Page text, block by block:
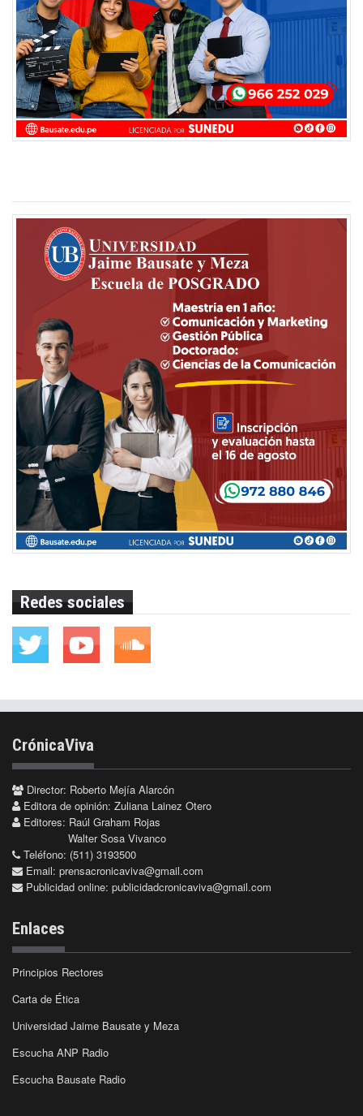
Redes sociales
CrónicaViva
Director: Roberto Mejía Alarcón
Editora de opinión: Zuliana Lainez Otero
Editores: Raúl Graham Rojas
Walter Sosa Vivanco
Teléfono: (511) 3193500
Email: prensacronicaviva@gmail.com
Publicidad online: publicidadcronicaviva@gmail.com
Enlaces
Principios Rectores
Carta de Ética
Universidad Jaime Bausate y Meza
Escucha ANP Radio
Escucha Bausate Radio